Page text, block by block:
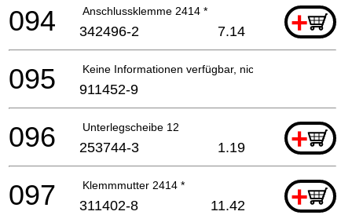
Anschlussklemme 2414 * +
094 342496-2 7.14
Keine Informationen verfügbar, nicht bestellbar
095 911452-9
Unterlegscheibe 12 +
096 253744-3 1.19
Klemmmutter 2414 * +
097 311402-8 11.42